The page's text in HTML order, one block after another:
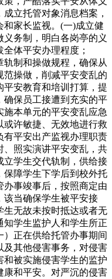
立托管对象消息档案，
家长监视。(一)成立健
务制，明白各岗亭的义
体平安办理程度；
轨制和操做规程，确保从
范操做，削减平安变乱的
平安教育和培训打算，提
确保员工接遭到充实的平
本单元的平安变乱应急
许敏捷、无效地进行救
有平安出产监视办理职责
、照实演讲平安变乱，共
立学生交代轨制，供给接
保障学生下学后到校外托
事竣事后，按照商定由
该当确保学生被平安接
生无故未按时抵达或者无
学生监护人和学生所正
正在供给托管办事期间
及其他侵害事务，对侵害
被实施侵害学生的监护
康和平安。对严沉的侵害